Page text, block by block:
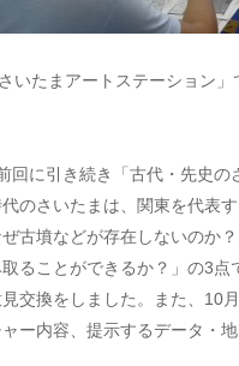
いたまアートステーション
回に引き続き「古代・先史
のさいたまは、関東を代表
古墳などが存在しないのか
ることができるか？」の3
交換をしました。また、10
ー内容、提示するデータ・